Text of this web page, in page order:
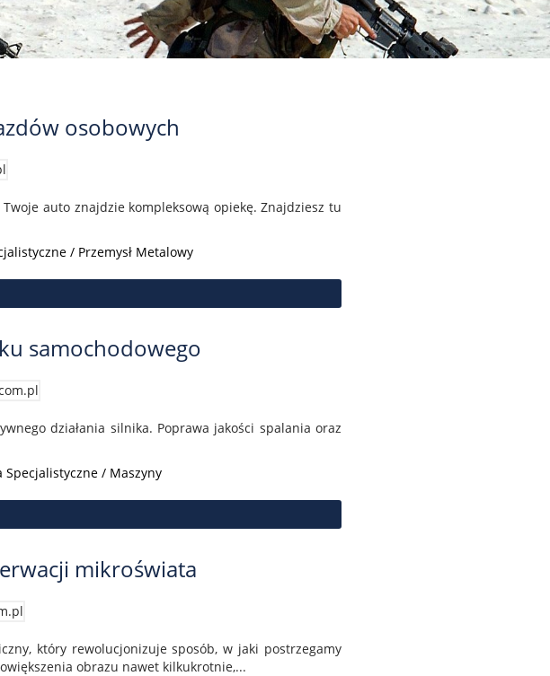
osobowych
auto znajdzie kompleksową opiekę. Znajdziesz tu
/ Przemysł Metalowy
samochodowego
działania silnika. Poprawa jakości spalania oraz
Specjalistyczne / Maszyny
mikroświata
który rewolucjonizuje sposób, w jaki postrzegamy
obrazu nawet kilkukrotnie,...